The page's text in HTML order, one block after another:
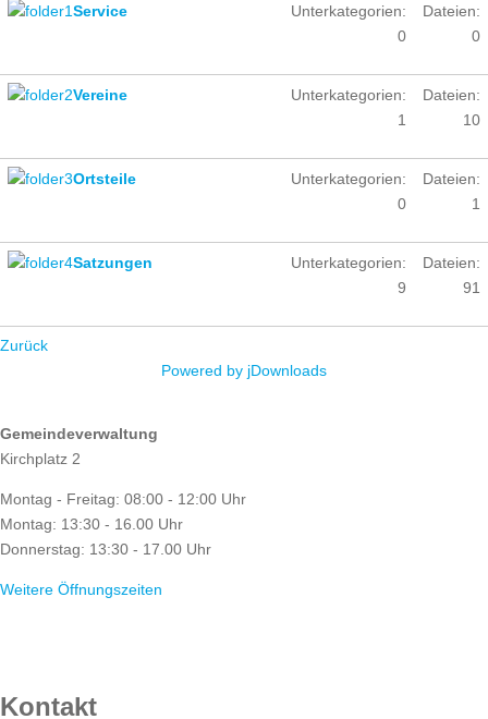
Service
Unterkategorien:
0
Dateien:
0
Vereine
Unterkategorien:
1
Dateien:
10
Ortsteile
Unterkategorien:
0
Dateien:
1
Satzungen
Unterkategorien:
9
Dateien:
91
Zurück
Powered by jDownloads
Gemeindeverwaltung
Kirchplatz 2
Montag - Freitag: 08:00 - 12:00 Uhr
Montag: 13:30 - 16.00 Uhr
Donnerstag: 13:30 - 17.00 Uhr
Weitere Öffnungszeiten
Kontakt